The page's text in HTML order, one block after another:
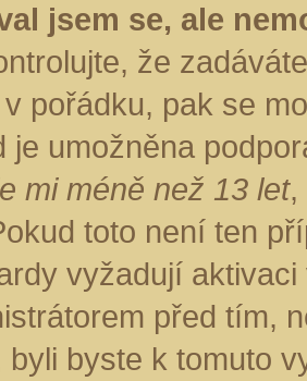
jsem se, ale
že
pořádku, pak se
je umožněna
mi méně než 13 let,
toto není ten
vyžadují
před tím,
byli byste k tomuto